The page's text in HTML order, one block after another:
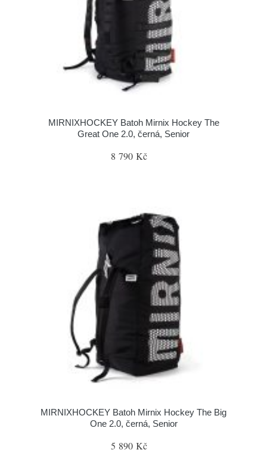
MIRNIXHOCKEY Batoh Mirnix Hockey The
Great One 2.0, černá, Senior
8 790 Kč
MIRNIXHOCKEY Batoh Mirnix Hockey The Big
One 2.0, černá, Senior
5 890 Kč